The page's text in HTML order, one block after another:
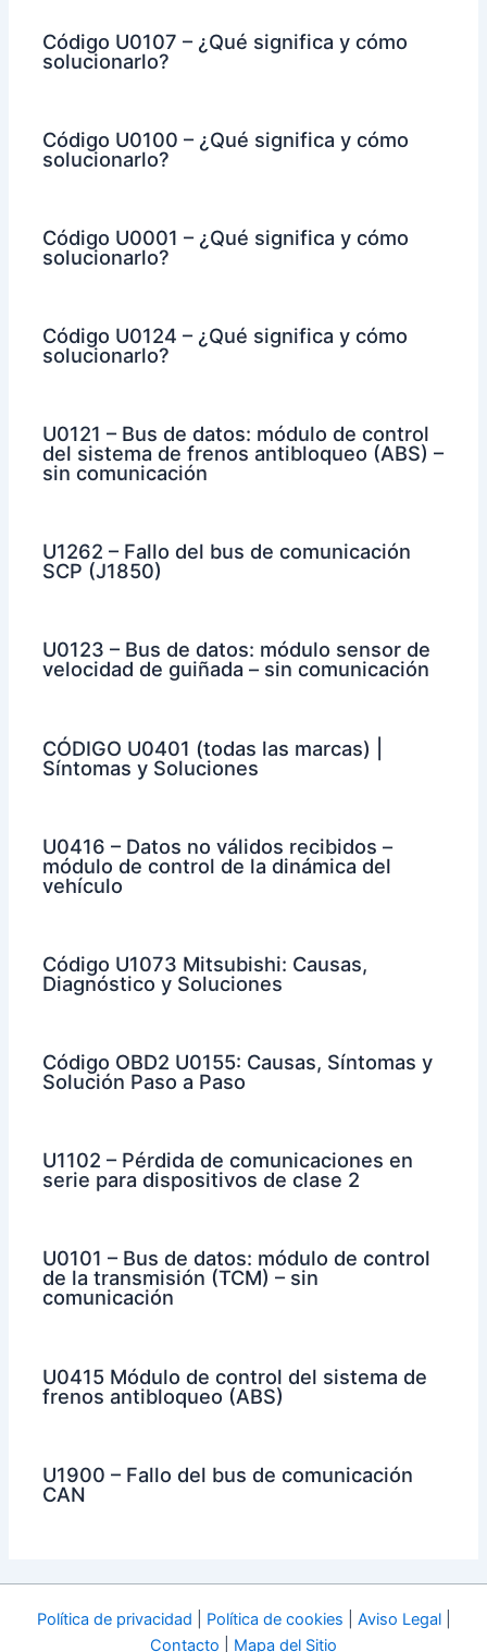
Código U0107 – ¿Qué significa y cómo
solucionarlo?
Código U0100 – ¿Qué significa y cómo
solucionarlo?
Código U0001 – ¿Qué significa y cómo
solucionarlo?
Código U0124 – ¿Qué significa y cómo
solucionarlo?
U0121 – Bus de datos: módulo de control
del sistema de frenos antibloqueo (ABS) –
sin comunicación
U1262 – Fallo del bus de comunicación
SCP (J1850)
U0123 – Bus de datos: módulo sensor de
velocidad de guiñada – sin comunicación
CÓDIGO U0401 (todas las marcas) |
Síntomas y Soluciones
U0416 – Datos no válidos recibidos –
módulo de control de la dinámica del
vehículo
Código U1073 Mitsubishi: Causas,
Diagnóstico y Soluciones
Código OBD2 U0155: Causas, Síntomas y
Solución Paso a Paso
U1102 – Pérdida de comunicaciones en
serie para dispositivos de clase 2
U0101 – Bus de datos: módulo de control
de la transmisión (TCM) – sin
comunicación
U0415 Módulo de control del sistema de
frenos antibloqueo (ABS)
U1900 – Fallo del bus de comunicación
CAN
Política de privacidad Política de cookies Aviso Legal|
Contacto
Mapa del Sitio